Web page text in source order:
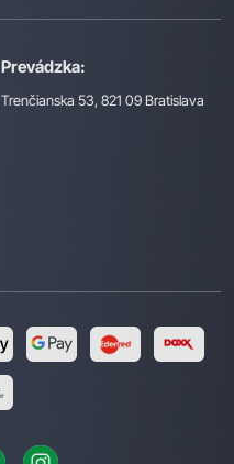
Prevádzka:
Trenčianska 53, 821 09 Bratislava